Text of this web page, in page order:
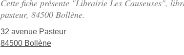
Cette fiche présente "Librairie Les Causeuses",
pasteur, 84500 Bollène.
32 avenue Pasteur
84500 Bollène